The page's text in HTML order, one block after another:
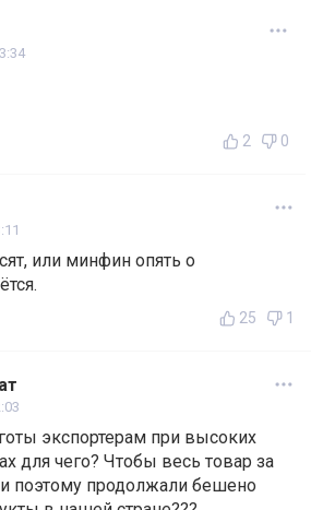
2 0
или минфин опять о
25 1
экспортерам при высоких
для чего? Чтобы весь товар за
поэтому продолжали бешено